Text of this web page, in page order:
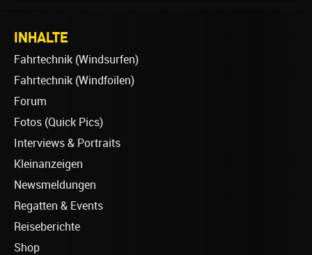
INHALTE
Fahrtechnik (Windsurfen)
Fahrtechnik (Windfoilen)
Forum
Fotos (Quick Pics)
Interviews & Portraits
Kleinanzeigen
Newsmeldungen
Regatten & Events
Reiseberichte
Shop